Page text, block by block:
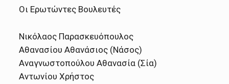
Οι Ερωτώντες Βουλευτές
Νικόλαος Παρασκευόπουλος
Αθανασίου Αθανάσιος (Νάσος)
Αναγνωστοπούλου Αθανασία (Σία)
Αντωνίου Χρήστος